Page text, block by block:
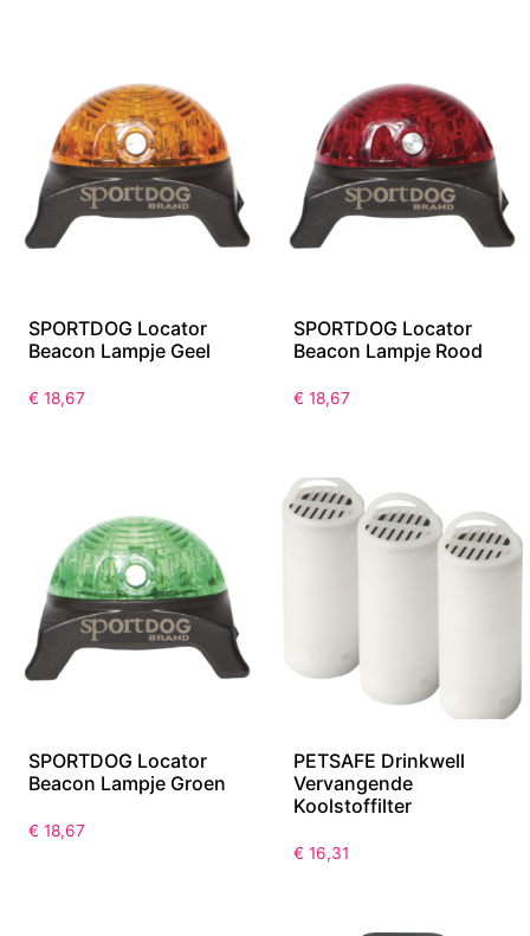
SPORTDOG Locator
Beacon Lampje Geel
€ 18,67
SPORTDOG Locator
Beacon Lampje Rood
€ 18,67
SPORTDOG Locator
Beacon Lampje Groen
€ 18,67
PETSAFE Drinkwell
Vervangende
Koolstoffilter
€ 16,31